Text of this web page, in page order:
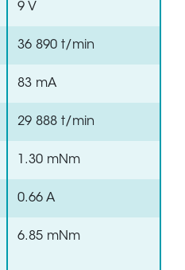
9 V
36 890 t/min
83 mA
29 888 t/min
1.30 mNm
0.66 A
6.85 mNm